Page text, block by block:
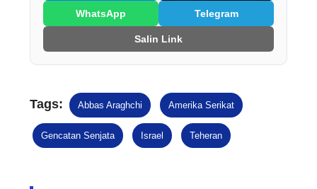
WhatsApp Telegram
Salin Link
Tags: Abbas Araghchi Amerika Serikat
Gencatan Senjata Israel Teheran